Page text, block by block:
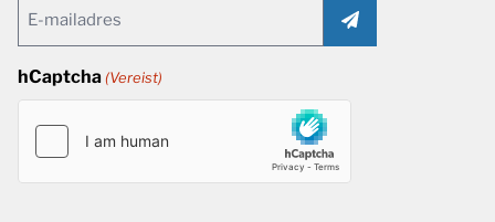
(Vereist)
hCaptcha (Vereist)